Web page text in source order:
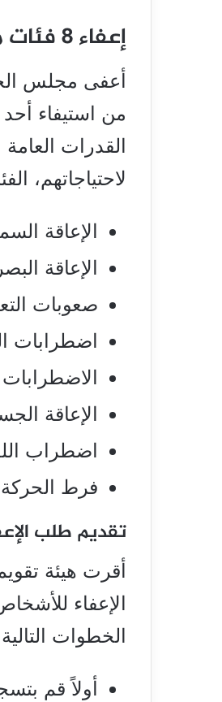
إعفاء 8 فئات من الأشخاص ذوي الإعاقة
أعفى مجلس
من استيفاء أحد
القدرات
لاحتياجاتهم،
الإعاقة
الإعاقة
صعوبات
اضطرابات
الاضطرابات
الإعاقة
اضطراب
فرط الحركة
تقديم طلب
أقرت هيئة
الإعفاء
الخطوات
أولاً قم